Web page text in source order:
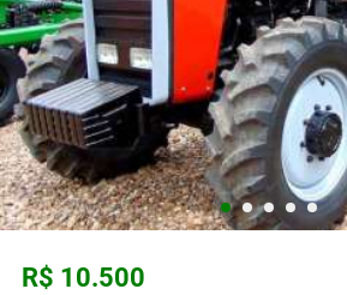
R$ 10.500